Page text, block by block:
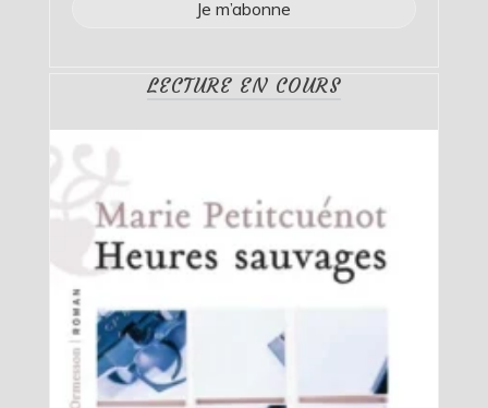
LECTURE EN COURS